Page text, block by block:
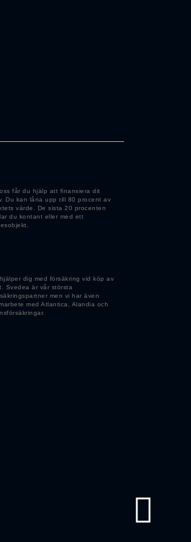
får du hjälp att finansiera dit
Du kan låna upp till 80 procent av
värde. De sista 20 procenten
du kontant eller med ett
dig med försäkring vid köp av
Svedea är vår största
men vi har även
med Atlantica, Alandia och